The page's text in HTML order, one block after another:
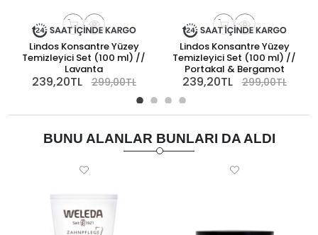
Lindos Konsantre Yüzey
Temizleyici Set (100 ml) //
Lavanta
239,20TL 299,00TL
Lindos Konsantre Yüzey
Temizleyici Set (100 ml) //
Portakal & Bergamot
239,20TL 299,00TL
BUNU ALANLAR BUNLARI DA ALDI